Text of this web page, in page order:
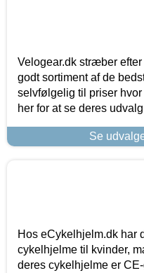
Velogear.dk stræber
godt sortiment af de
selvfølgelig til priser
her for at se deres
Se
Hos eCykelhjelm.dk har
cykelhjelme til kvinder,
deres cykelhjelme er